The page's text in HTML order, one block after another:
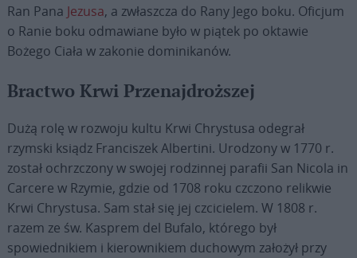
Ran Pana Jezusa, a zwłaszcza do Rany Jego boku. Oficjum
o Ranie boku odmawiane było w piątek po oktawie
Bożego Ciała w zakonie dominikanów.
Bractwo Krwi Przenajdroższej
Dużą rolę w rozwoju kultu Krwi Chrystusa odegrał
rzymski ksiądz Franciszek Albertini. Urodzony w 1770 r.
został ochrzczony w swojej rodzinnej parafii San Nicola in
Carcere w Rzymie, gdzie od 1708 roku czczono relikwie
Krwi Chrystusa. Sam stał się jej czcicielem. W 1808 r.
razem ze św. Kasprem del Bufalo, którego był
spowiednikiem i kierownikiem duchowym założył przy